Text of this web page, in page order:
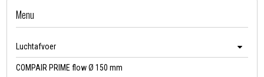
Menu
Luchtafvoer
COMPAIR PRIME flow Ø 150 mm